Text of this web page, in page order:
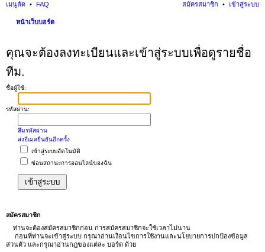
เมนูลัด FAQ เข้าสู่ระบบ
สมัครสมาชิก
หน้าเว็บบอร์ด
คุณจะต้องลงทะเบียนและเข้าสู่ระบบเพื่อดูรายชื่อ
ทีม.
ชื่อผู้ใช้:
รหัสผ่าน:
ลืมรหัสผ่าน
ส่งอีเมลยืนยันอีกครั้ง
เข้าสู่ระบบอัตโนมัติ
ซ่อนสถานะการออนไลน์ของฉัน
สมัครสมาชิก
ท่านจะต้องสมัครสมาชิกก่อน การสมัครสมาชิกจะใช้เวลาไม่นาน
ก่อนที่ท่านจะเข้าสู่ระบบ กรุณาอ่านเงื่อนไขการใช้งานและนโยบายการปกป้องข้อมูล
ส่วนตัว และกรุณาอ่านกฎของแต่ละ บอร์ด ด้วย